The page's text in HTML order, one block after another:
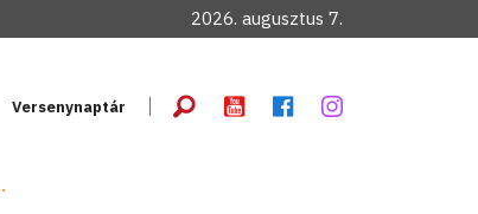
2026. augusztus 7.
Versenynaptár